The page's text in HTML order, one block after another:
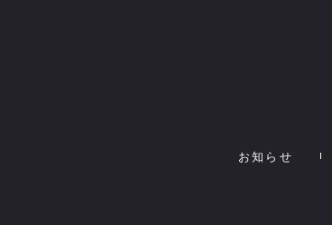
お知らせ